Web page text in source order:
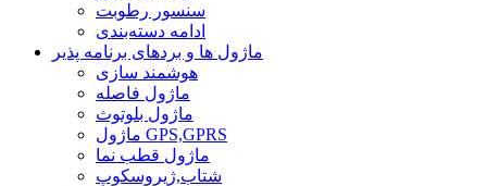
سنسور رطوبت
ادامه دسته‌بندی
ماژول ها و بردهای برنامه پذیر
هوشمند سازی
ماژول فاصله
ماژول بلوتوث
ماژول GPS,GPRS
ماژول قطب نما
شتاب,ژیروسکوپ